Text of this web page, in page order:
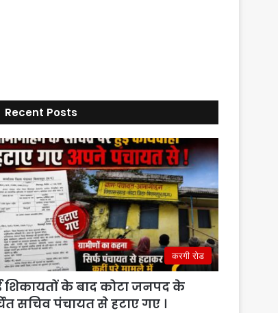
Recent Posts
करगी रोड
के बाद कोटा जनपद के
सचिव पंचायत से हटाए गए ।